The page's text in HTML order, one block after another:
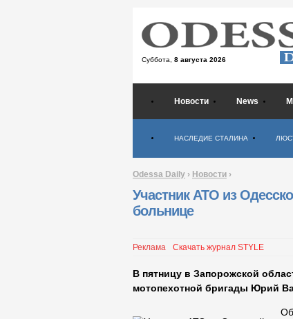
Суббота, 8 августа 2026
Новости News
НАСЛЕДИЕ СТАЛИНА
Odessa Daily › Новости ›
Участник АТО из
больнице
Реклама Скачать журнал STYLE
В пятницу в Запорожской
мотопехотной бригады Юрий